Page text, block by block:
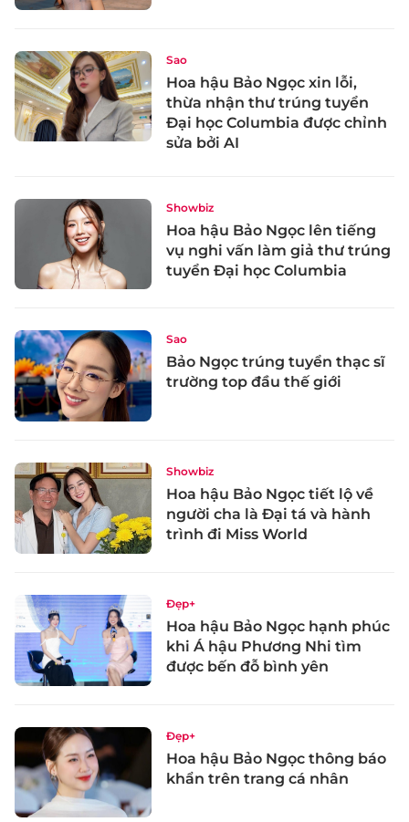
Sao
Hoa hậu Bảo Ngọc xin lỗi,
thừa nhận thư trúng tuyển
Đại học Columbia được chỉnh
sửa bởi AI
Showbiz
Hoa hậu Bảo Ngọc lên tiếng
vụ nghi vấn làm giả thư trúng
tuyển Đại học Columbia
Sao
Bảo Ngọc trúng tuyển thạc sĩ
trường top đầu thế giới
Showbiz
Hoa hậu Bảo Ngọc tiết lộ về
người cha là Đại tá và hành
trình đi Miss World
Đẹp+
Hoa hậu Bảo Ngọc hạnh phúc
khi Á hậu Phương Nhi tìm
được bến đỗ bình yên
Đẹp+
Hoa hậu Bảo Ngọc thông báo
khẩn trên trang cá nhân